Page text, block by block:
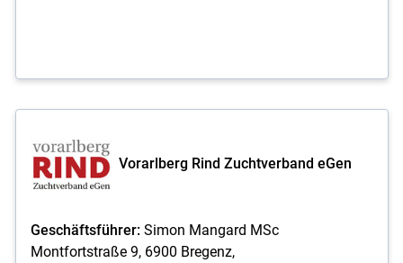
Vorarlberg Rind Zuchtverband eGen
Geschäftsführer:Simon Mangard MSc
Montfortstraße 9, 6900 Bregenz,